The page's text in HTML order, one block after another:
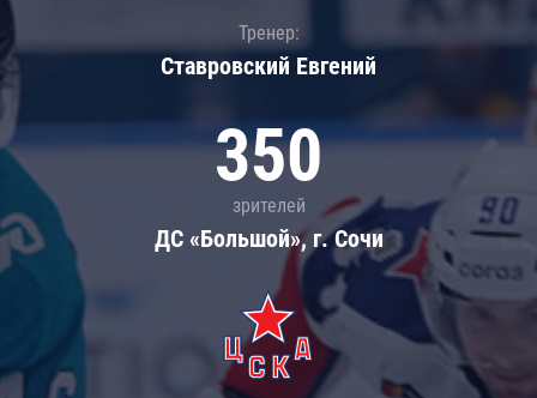
Тренер:
Ставровский Евгений
350
зрителей
ДС «Большой», г. Сочи